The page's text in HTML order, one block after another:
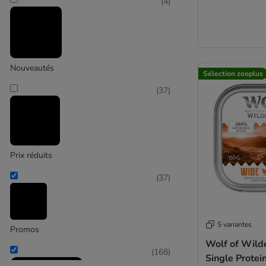
Lukullus
Monge
PURINA PRO PLAN Veterinary Diets
Rocco Diet Care
Wolf of Wilderness
Nouveautés
Prix réduits
(37)
Promos
(37)
(168)
Sélection zooplus
5 variantes
Wolf of
Single